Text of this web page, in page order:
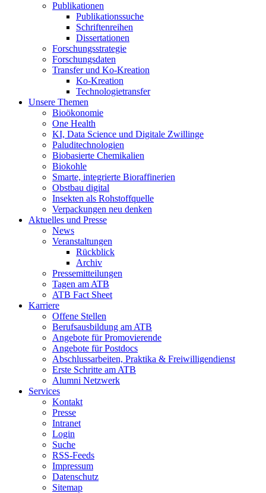
Publikationen
Publikationssuche
Schriftenreihen
Dissertationen
Forschungsstrategie
Forschungsdaten
Transfer und Ko-Kreation
Ko-Kreation
Technologietransfer
Unsere Themen
Bioökonomie
One Health
KI, Data Science und Digitale Zwillinge
Paluditechnologien
Biobasierte Chemikalien
Biokohle
Smarte, integrierte Bioraffinerien
Obstbau digital
Insekten als Rohstoffquelle
Verpackungen neu denken
Aktuelles und Presse
News
Veranstaltungen
Rückblick
Archiv
Pressemitteilungen
Tagen am ATB
ATB Fact Sheet
Karriere
Offene Stellen
Berufsausbildung am ATB
Angebote für Promovierende
Angebote für Postdocs
Abschlussarbeiten, Praktika & Freiwilligendienst
Erste Schritte am ATB
Alumni Netzwerk
Services
Kontakt
Presse
Intranet
Login
Suche
RSS-Feeds
Impressum
Datenschutz
Sitemap